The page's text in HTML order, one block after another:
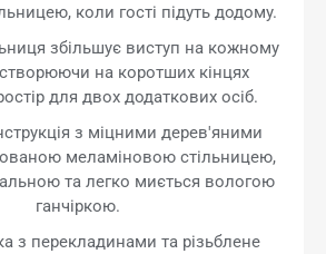
коли гості підуть додому.
збільшує виступ на кожному
створюючи на коротших кінцях
для двох додаткових осіб.
з міцними дерев'яними
меламіновою стільницею,
та легко миється вологою
ганчіркою.
з перекладинами та різьблене